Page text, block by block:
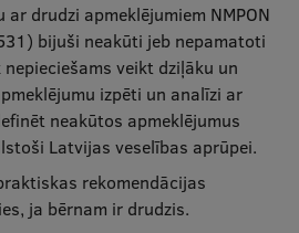
ar drudzi apmeklējumiem NMPON
bijuši neakūti jeb nepamatoti
veikt dziļāku un
izpēti un analīzi ar
neakūtos apmeklējumus
Latvijas veselības aprūpei.
rekomendācijas
ja bērnam ir drudzis.